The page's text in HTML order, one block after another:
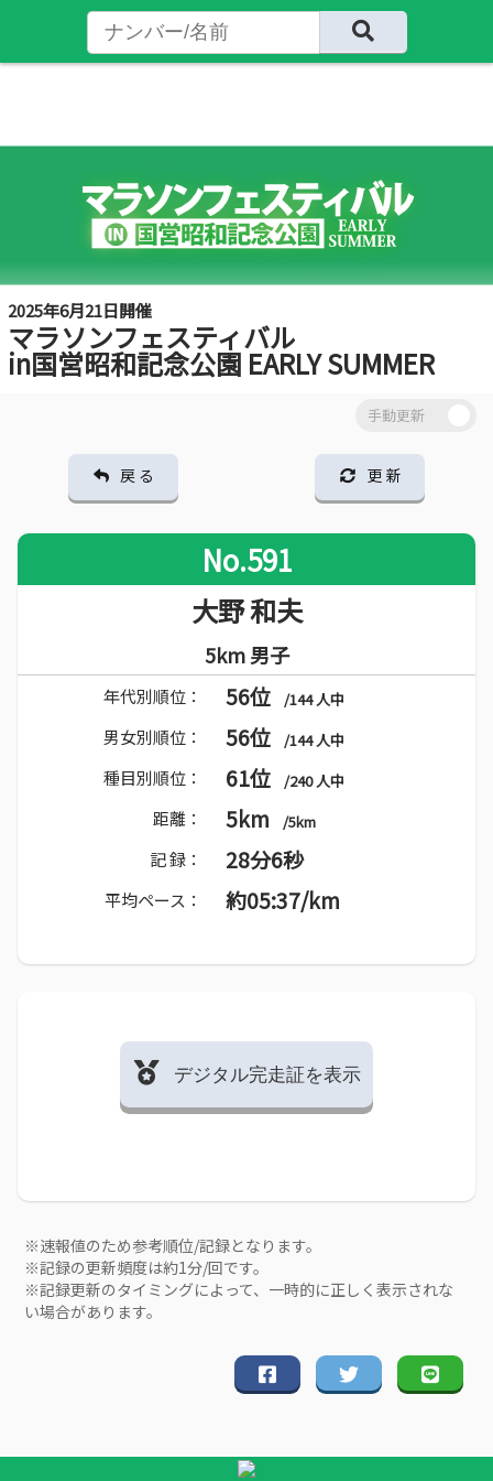
2025年6月21日開催
マラソンフェスティバル
in国営昭和記念公園 EARLY SUMMER
戻 る 更 新
No.591
大野 和夫
5km 男子
年代別順位： 56位 /144 人中
男女別順位： 56位 /144 人中
種目別順位： 61位 /240 人中
距離： 5km /5km
記 録： 28分6秒
平均ペース： 約05:37/km
デジタル完走証を表示
※速報値のため参考順位/記録となります。
※記録の更新頻度は約1分/回です。
※記録更新のタイミングによって、一時的に正しく表示されな
い場合があります。